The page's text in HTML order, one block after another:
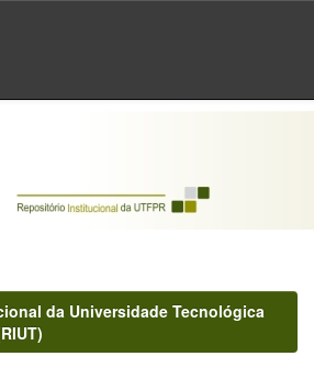
da Universidade Tecnológica